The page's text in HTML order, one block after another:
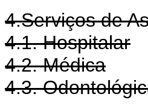
4.Serviços de
4.1. Hospitalar
4.2. Médica
4.3.